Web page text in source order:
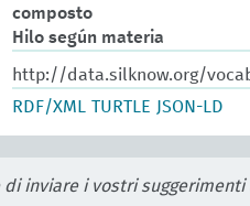
composto
Hilo según materia
http://data.silknow.org/
RDF/XML TURTLE JSON-LD
inviare i vostri suggerimenti